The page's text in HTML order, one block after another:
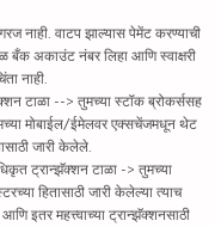
नाही. वाटप झाल्यास पेमेंट करण्याची
बँक अकाउंट नंबर लिहा आणि स्वाक्षरी
नाही.
टाळा --> तुमच्या स्टॉक ब्रोकर्ससह
मोबाईल/ईमेलवर एक्सचेंजमधून थेट
जारी केलेले.
ट्रान्झॅक्शन टाळा -> तुमच्या
हितासाठी जारी केलेल्या त्याच
इतर महत्त्वाच्या ट्रान्झॅक्शनसाठी